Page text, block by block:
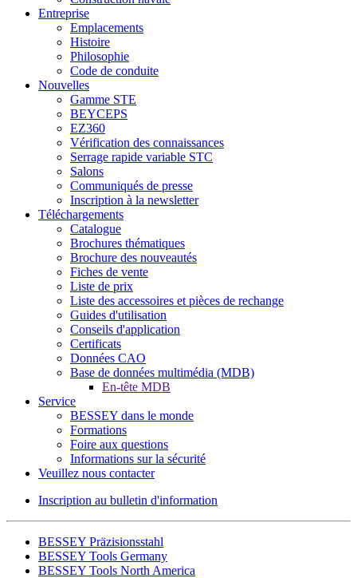
Entreprise
Emplacements
Histoire
Philosophie
Code de conduite
Nouvelles
Gamme STE
BEYCEPS
EZ360
Vérification des connaissances
Serrage rapide variable STC
Salons
Communiqués de presse
Inscription à la newsletter
Téléchargements
Catalogue
Brochures thématiques
Brochure des nouveautés
Fiches de vente
Liste de prix
Liste des accessoires et pièces de rechange
Guides d'utilisation
Conseils d'application
Certificats
Données CAO
Base de données multimédia (MDB)
En-tête MDB
Service
BESSEY dans le monde
Formations
Foire aux questions
Informations sur la sécurité
Veuillez nous contacter
Inscription au bulletin d'information
BESSEY Präzisionsstahl
BESSEY Tools Germany
BESSEY Tools North America